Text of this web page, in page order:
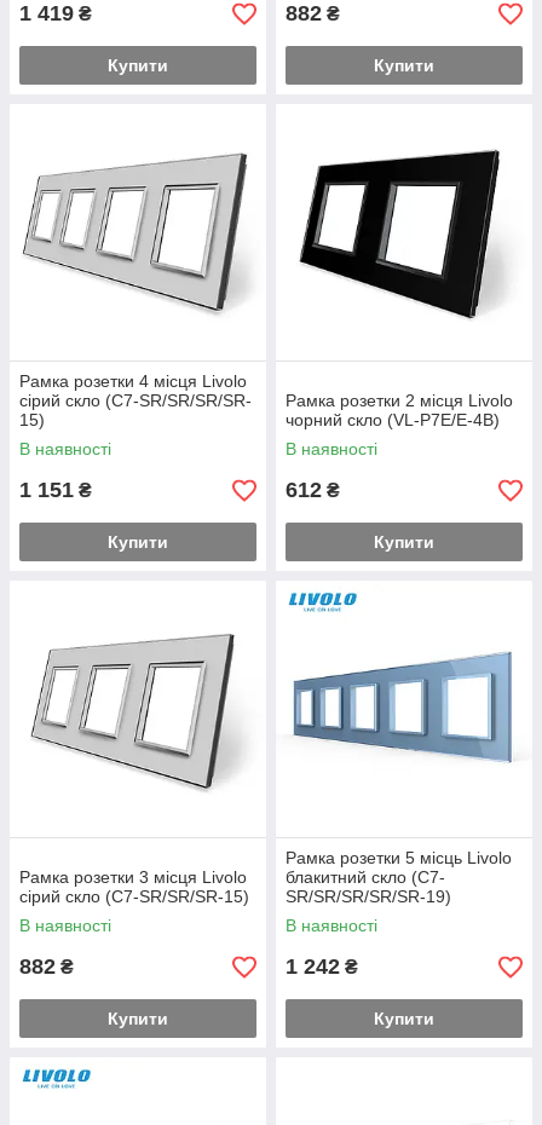
1 419 ₴
Купити
882 ₴
Купити
Рамка розетки 4 місця Livolo
сірий скло (C7-SR/SR/SR/SR-
15)
В наявності
1 151 ₴
Купити
Рамка розетки 2 місця Livolo
чорний скло (VL-P7E/E-4B)
В наявності
612 ₴
Купити
Рамка розетки 3 місця Livolo
сірий скло (C7-SR/SR/SR-15)
В наявності
882 ₴
Купити
Рамка розетки 5 місць Livolo
блакитний скло (C7-
SR/SR/SR/SR/SR-19)
В наявності
1 242 ₴
Купити